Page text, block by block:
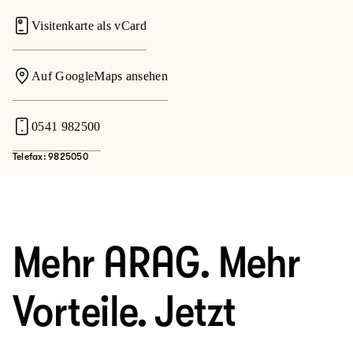
Visitenkarte als vCard
Auf GoogleMaps ansehen
0541 982500
Telefax: 9825050
Mehr ARAG. Mehr
Vorteile. Jetzt